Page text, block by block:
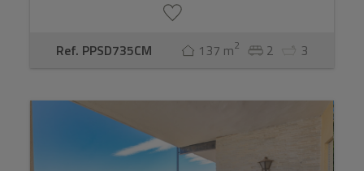
Ref. PPSD735CM 137 m2 2 3